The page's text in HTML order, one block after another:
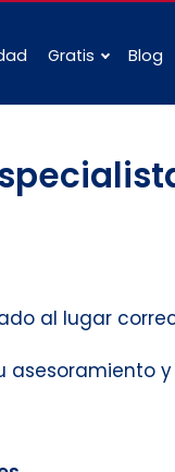
Gratis Blog
al lugar
asesoramiento y